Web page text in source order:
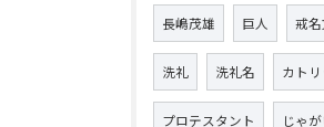
長嶋茂雄 巨人 戒
洗礼 洗礼名 カトリ
プロテスタント じゃ